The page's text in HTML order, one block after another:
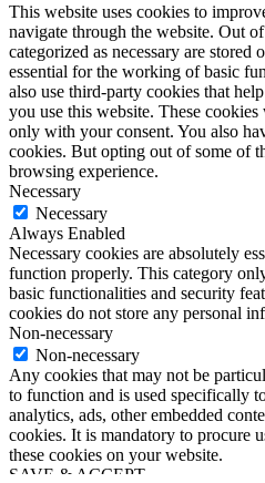
This website uses cookies to
navigate through the website. Out
categorized as necessary are stored
essential for the working of basic
also use third-party cookies that
you use this website. These
only with your consent. You also
cookies. But opting out of some of
browsing experience.
Necessary
Necessary
Always Enabled
Necessary cookies are absolutely
function properly. This category
basic functionalities and security
cookies do not store any personal
Non-necessary
Non-necessary
Any cookies that may not be
to function and is used specifically
analytics, ads, other embedded
cookies. It is mandatory to procure
these cookies on your website.
SAVE & ACCEPT